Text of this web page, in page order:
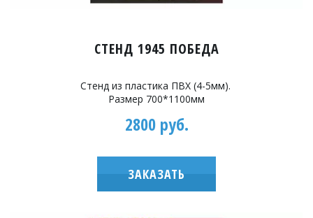
СТЕНД 1945 ПОБЕДА
Стенд из пластика ПВХ (4-5мм).
Размер 700*1100мм
2800 руб.
ЗАКАЗАТЬ